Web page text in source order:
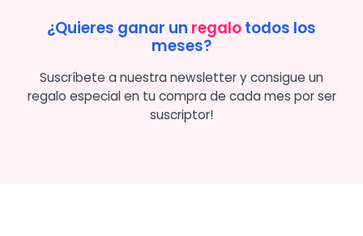
¿Quieres ganar un regalotodos los
meses?
Suscríbete a nuestra newsletter y consigue un
regalo especial en tu compra de cada mes por ser
suscriptor!